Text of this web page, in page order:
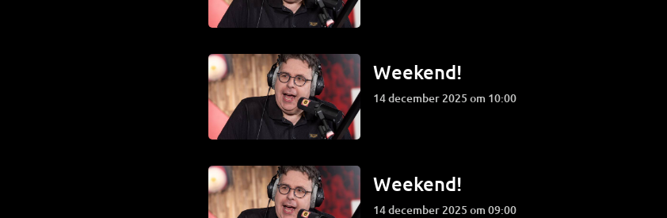
Weekend!
14 december 2025 om 10:00
Weekend!
14 december 2025 om 09:00